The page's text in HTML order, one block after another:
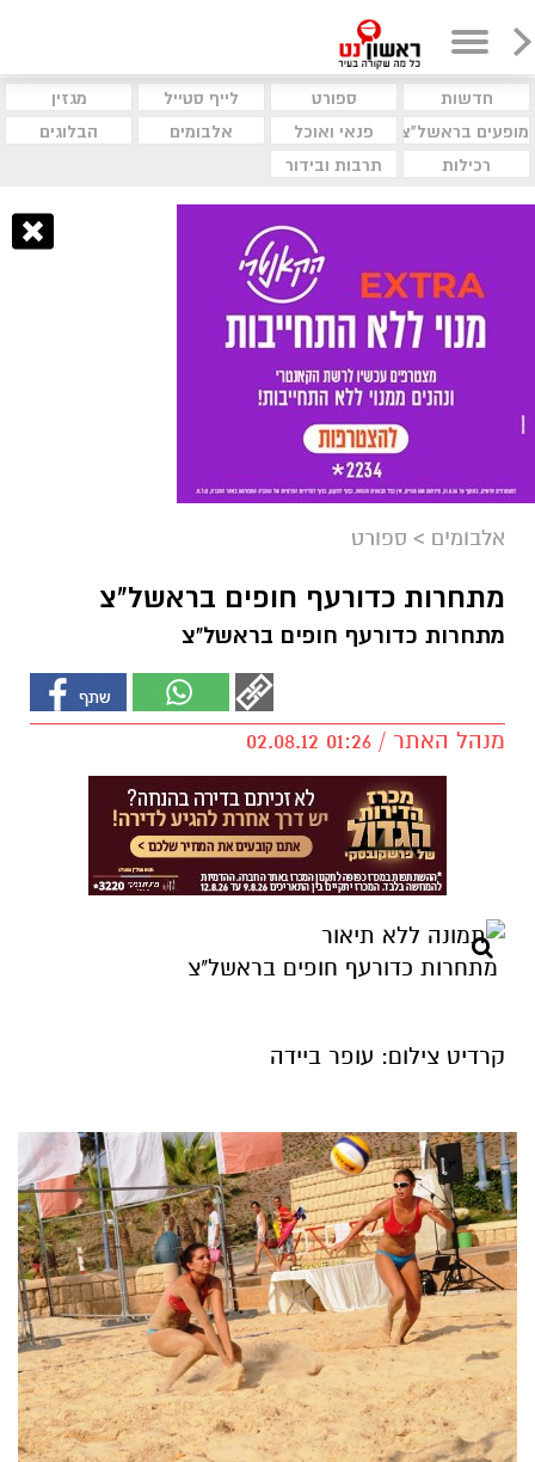
חדשות ספורט לייף סטייל
מגזין
מופעים בראשל"צ
פנאי ואוכל אלבומים
הבלוגים
רכילות
תרבות ובידור
אלבומים > ספורט
מתחרות כדורעף חופים בראשל"צ
מתחרות כדורעף חופים בראשל"צ
מנהל האתר / 01:26 02.08.12
מתחרות כדורעף חופים בראשל"צ
קרדיט צילום: עופר ביידה